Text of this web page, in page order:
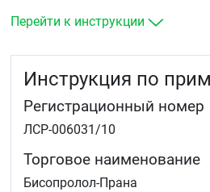
Перейти к инструкции
Инструкция по
Регистрационный номер
ЛСР-006031/10
Торговое наименование
Бисопролол-Прана